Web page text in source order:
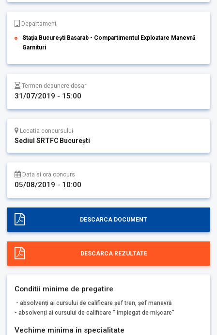
Departament
Stația București Basarab - Compartimentul Exploatare Manevră
Garnituri
Termen depunere dosar
31/07/2019 - 15:00
Locatia concursului
Sediul SRTFC București
Data si ora concurs
05/08/2019 - 10:00
DESCARCA DOCUMENT
DESCARCA REZULTATE
Conditii minime de pregatire
- absolvenți ai cursului de calificare șef tren, șef manevră
- absolvenți ai cursului de calificare “ impiegat de mișcare”
Vechime minima in specialitate